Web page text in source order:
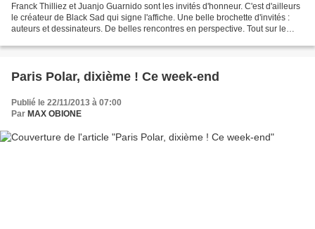
Franck Thilliez et Juanjo Guarnido sont les invités d'honneur. C'est d'ailleurs
le créateur de Black Sad qui signe l'affiche. Une belle brochette d'invités :
auteurs et dessinateurs. De belles rencontres en perspective. Tout sur le
Paris Polar, dixième ! Ce week-end
Publié le 22/11/2013 à 07:00
Par MAX OBIONE